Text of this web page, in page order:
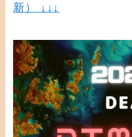
新） ↓↓↓